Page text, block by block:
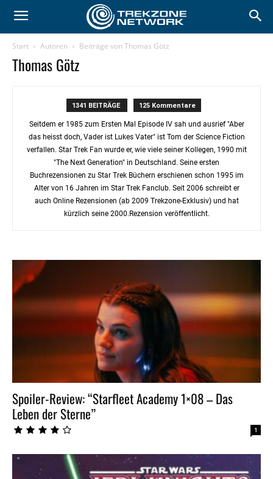
Start Autoren Beiträge von Thomas Götz
Thomas Götz
1341 BEITRÄGE 125 Kommentare
Seitdem er 1985 zum Ersten Mal Episode IV sah und ausrief "Aber
das heisst doch, Vader ist Lukes Vater" ist Tom der Science Fiction
verfallen. Star Trek Fan wurde er, wie viele seiner Kollegen, 1990 mit
"The Next Generation" in Deutschland. Seine ersten
Buchrezensionen zu Star Trek Büchern erschienen schon 1995 im
Alter von 16 Jahren im Star Trek Fanclub. Seit 2006 schreibt er
auch Online Rezensionen (ab 2009 Trekzone-Exklusiv) und hat
kürzlich seine 2000.Rezension veröffentlicht.
Spoiler-Review: “Starfleet Academy 1×08 – Das
Leben der Sterne”
1